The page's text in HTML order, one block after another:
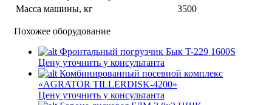
Масса машины, кг
3500
Похожее оборудование
Фронтальный погрузчик Бык T-229 1600S
Цену уточнить у консультанта
Комбинированный посевной комплекс
«AGRATOR TILLERDISK-4200»
Цену уточнить у консультанта